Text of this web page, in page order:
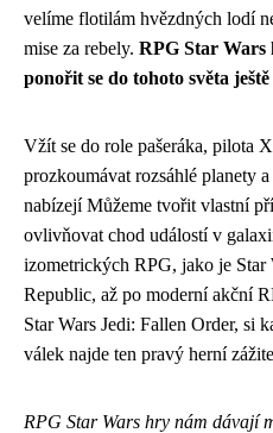
velíme flotilám hvězdných lodí
mise za rebely. RPG Star
ponořit se do tohoto světa
Vžít se do role pašeráka, pilota
prozkoumávat rozsáhlé planety
nabízejí Můžeme tvořit vlastní
ovlivňovat chod událostí v
izometrických RPG, jako je
Republic, až po moderní akční
Star Wars Jedi: Fallen Order, si
válek najde ten pravý herní
RPG Star Wars hry nám dávají